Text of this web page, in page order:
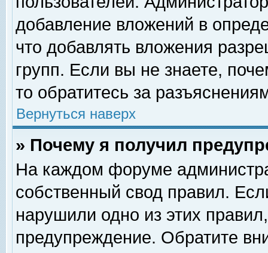
добавление вложений в
что добавлять вложения
групп. Если вы не знаете,
то обратитесь за
Вернуться наверх
» Почему я получил
На каждом форуме
собственный свод правил.
нарушили одно из этих
предупреждение. Обратите